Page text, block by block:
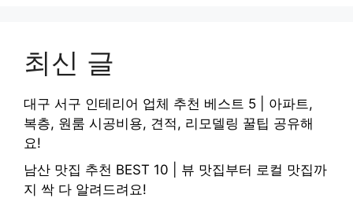
최신 글
대구 서구 인테리어 업체 추천 베스트 5 | 아파트,
복층, 원룸 시공비용, 견적, 리모델링 꿀팁 공유해
요!
남산 맛집 추천 BEST 10 | 뷰 맛집부터 로컬 맛집까
지 싹 다 알려드려요!